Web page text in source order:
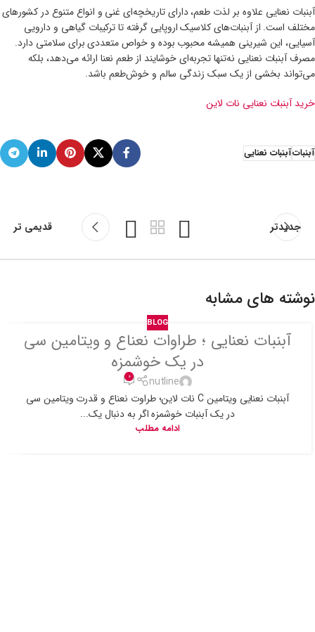
آبنبات نعنایی علاوه بر لذت طعم، دارای تاریخچه‌ای غنی و انواع متنوع در کشورهای
مختلف است. از آبنبات‌های کلاسیک اروپایی گرفته تا ترکیبات گیاهی و دارویی
آسیایی، این شیرینی همیشه محبوب بوده و خواص متعددی برای سلامتی دارد.
مصرف آبنبات نعنایی نه‌تنها تجربه‌ای خوشایند از طعم نعنا ارائه می‌دهد، بلکه
می‌تواند بخشی از یک سبک زندگی سالم و خوش‌طعم باشد.
خرید آبنبات نعنایی نات لاین
آبنباتآبنبات نعنایی
جدیدتر قدیمی تر
نوشته های مشابه
BLOG
آبنبات نعنایی ؛ طراوات نعناع و ویتامین سی
در یک خوشمزه
nutline
0
آبنبات نعنایی ویتامین C نات لاین؛ طراوت نعناع و قدرت ویتامین سی
در یک آبنبات خوشمزه اگر به دنبال یک...
ادامه مطلب